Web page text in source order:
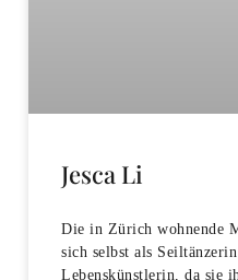
Jesca Li
Die in Zürich wohnende
sich selbst als
Lebenskünstlerin, da sie